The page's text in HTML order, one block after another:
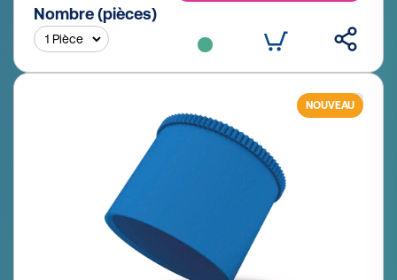
Nombre (pièces)
NOUVEAU